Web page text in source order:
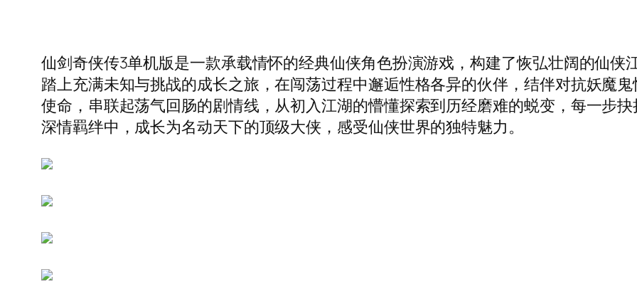
仙剑奇侠传3单机版是一款承载情怀的经典仙侠角色扮演游戏，构建了恢弘壮阔的仙侠
踏上充满未知与挑战的成长之旅，在闯荡过程中邂逅性格各异的伙伴，结伴对抗妖魔
使命，串联起荡气回肠的剧情线，从初入江湖的懵懂探索到历经磨难的蜕变，每一步
深情羁绊中，成长为名动天下的顶级大侠，感受仙侠世界的独特魅力。